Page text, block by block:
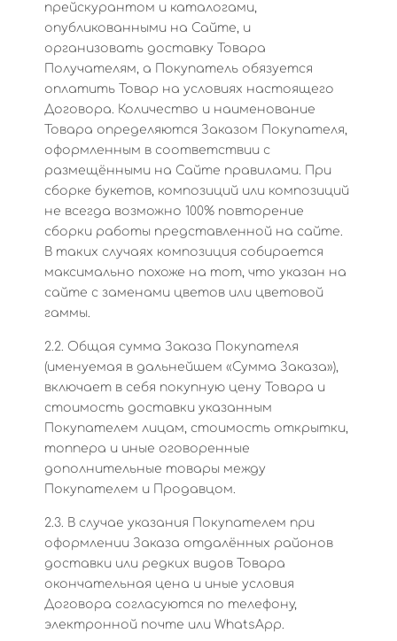
прейскурантом и каталогами,
опубликованными на Сайте, и
организовать доставку Товара
Получателям, а Покупатель обязуется
оплатить Товар на условиях настоящего
Договора. Количество и наименование
Товара определяются Заказом Покупателя,
оформленным в соответствии с
размещёнными на Сайте правилами. При
сборке букетов, композиций или композиций
не всегда возможно 100% повторение
сборки работы представленной на сайте.
В таких случаях композиция собирается
максимально похоже на тот, что указан на
сайте с заменами цветов или цветовой
гаммы.
2.2. Общая сумма Заказа Покупателя
(именуемая в дальнейшем «Сумма Заказа»),
включает в себя покупную цену Товара и
стоимость доставки указанным
Покупателем лицам, стоимость открытки,
топпера и иные оговоренные
дополнительные товары между
Покупателем и Продавцом.
2.3. В случае указания Покупателем при
оформлении Заказа отдалённых районов
доставки или редких видов Товара
окончательная цена и иные условия
Договора согласуются по телефону,
электронной почте или WhatsApp.